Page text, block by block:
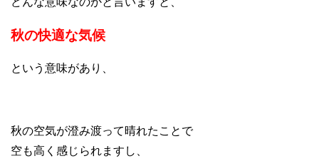
秋の快適な気候
という意味があり、
秋の空気が澄み渡って晴れたことで
空も高く感じられますし、